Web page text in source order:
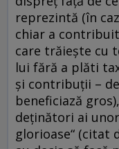
reprezintă (în
chiar a
care trăieşte cu
lui fără a plăti
şi contribuţii –
beneficiază
deţinători ai
glorioase“ (citat